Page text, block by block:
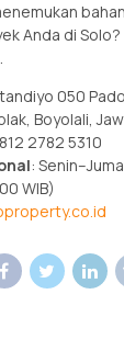
Anda di Solo?
050
Boyolali,
2782 5310
:
WIB)